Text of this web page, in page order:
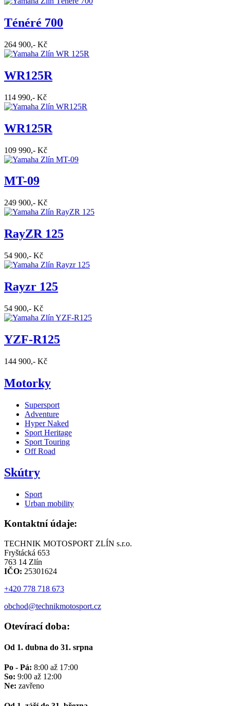
Ténéré 700
264 900,- Kč
WR125R
114 990,- Kč
WR125R
109 990,- Kč
MT-09
249 900,- Kč
RayZR 125
54 900,- Kč
Rayzr 125
54 900,- Kč
YZF-R125
144 900,- Kč
Motorky
Supersport
Adventure
Hyper Naked
Sport Heritage
Sport Touring
Off Road
Skútry
Sport
Urban mobility
Kontaktní údaje:
TECHNIK MOTOSPORT ZLÍN s.r.o.
Fryštácká 653
763 14 Zlín
IČO: 25301624
+420 778 718 673
obchod@technikmotosport.cz
Otevírací doba:
Od 1. dubna do 31. srpna
Po - Pá: 8:00 až 17:00
So: 9:00 až 12:00
Ne: zavřeno